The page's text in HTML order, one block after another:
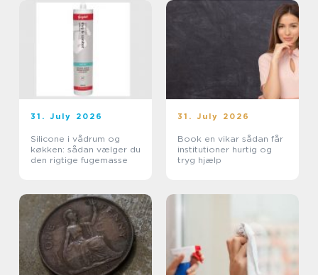
31. July 2026
Silicone i vådrum og
køkken: sådan vælger du
den rigtige fugemasse
31. July 2026
Book en vikar sådan får
institutioner hurtig og
tryg hjælp